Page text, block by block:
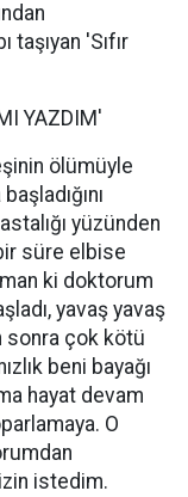
taşıyan 'Sıfır
YAZDIM'
ölümüyle
yüzünden
süre elbise
ki doktorum
yavaş yavaş
sonra çok kötü
beni bayağı
hayat devam
O
istedim.